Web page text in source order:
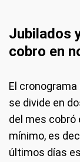
Jubilados
cobro en
El
se divide en
del mes cobró
mínimo, es
últimos días